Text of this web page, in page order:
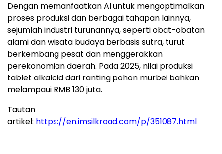
Dengan memanfaatkan AI untuk mengoptimalkan
proses produksi dan berbagai tahapan lainnya,
sejumlah industri turunannya, seperti obat-obatan
alami dan wisata budaya berbasis sutra, turut
berkembang pesat dan menggerakkan
perekonomian daerah. Pada 2025, nilai produksi
tablet alkaloid dari ranting pohon murbei bahkan
melampaui RMB 130 juta.
Tautan
artikel: https://en.imsilkroad.com/p/351087.html